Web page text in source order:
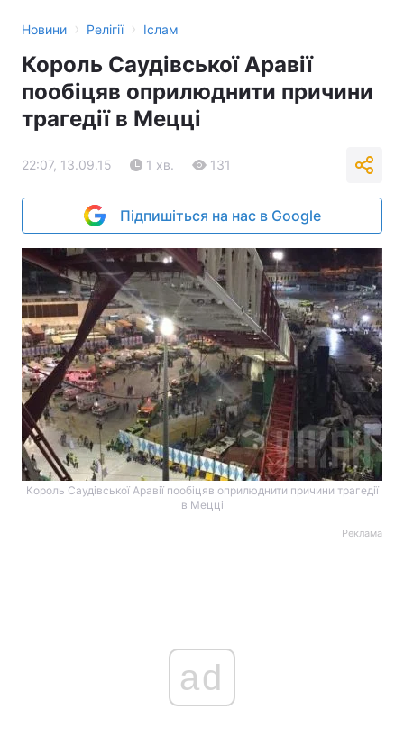
Новини › Релігії › Іслам
Король Саудівської Аравії
пообіцяв оприлюднити причини
трагедії в Мецці
22:07, 13.09.15 1 хв. 131
Підпишіться на нас в Google
Король Саудівської Аравії пообіцяв оприлюднити причини трагедії
в Мецці
Реклама
ad